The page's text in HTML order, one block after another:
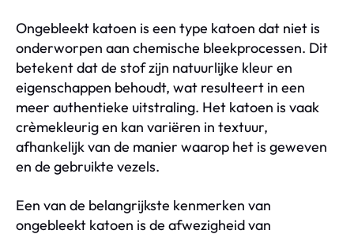
Ongebleekt katoen is een type katoen dat niet is
onderworpen aan chemische bleekprocessen. Dit
betekent dat de stof zijn natuurlijke kleur en
eigenschappen behoudt, wat resulteert in een
meer authentieke uitstraling. Het katoen is vaak
crèmekleurig en kan variëren in textuur,
afhankelijk van de manier waarop het is geweven
en de gebruikte vezels.
Een van de belangrijkste kenmerken van
ongebleekt katoen is de afwezigheid van